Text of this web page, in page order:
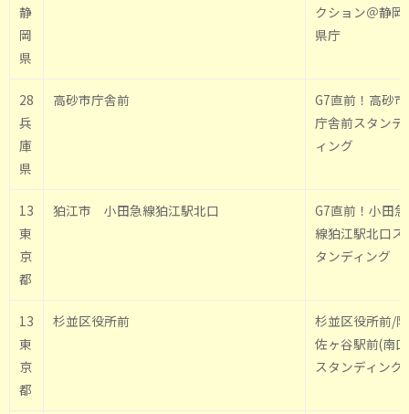
静
岡
県
クション＠静岡
県庁
28
兵
庫
県
高砂市庁舎前
G7直前！高砂市
庁舎前スタンデ
ィング
13
東
京
都
狛江市 小田急線狛江駅北口
G7直前！小田急
線狛江駅北口ス
タンディング
13
東
京
都
杉並区役所前
杉並区役所前/阿
佐ヶ谷駅前(南
スタンディング